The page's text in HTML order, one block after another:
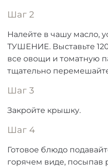
Шаг 2
Налейте в чашу масло,
ТУШЕНИЕ. Выставьте
все овощи и томатную
тщательно
Шаг 3
Закройте крышку.
Шаг 4
Готовое блюдо
горячем виде, посыпав